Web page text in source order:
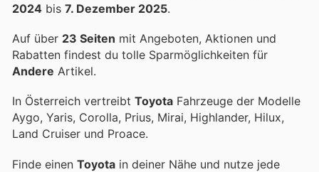
2024 bis 7. Dezember 2025.
Auf über 23 Seiten mit Angeboten, Aktionen und
Rabatten findest du tolle Sparmöglichkeiten für
Andere Artikel.
In Österreich vertreibt Toyota Fahrzeuge der Modelle
Aygo, Yaris, Corolla, Prius, Mirai, Highlander, Hilux,
Land Cruiser und Proace.
Finde einen Toyota in deiner Nähe und nutze jede